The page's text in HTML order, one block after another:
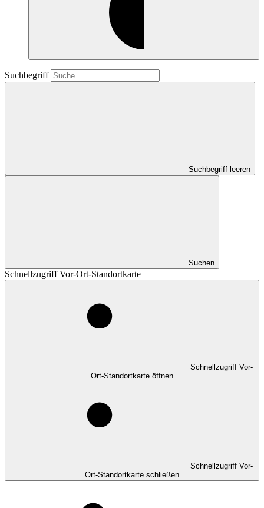
Suchbegriff
Suchbegriff leeren
Suchen
Schnellzugriff Vor-Ort-Standortkarte
Schnellzugriff Vor-
Ort-Standortkarte öffnen
Schnellzugriff Vor-
Ort-Standortkarte schließen